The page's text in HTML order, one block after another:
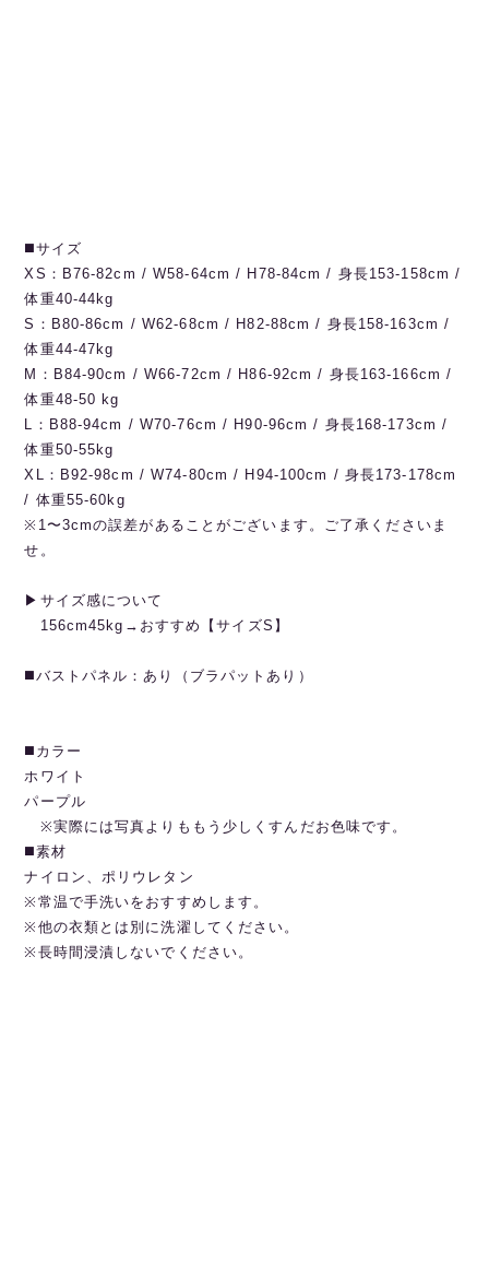
◼️サイズ
XS：B76-82cm / W58-64cm / H78-84cm / 身長153-158cm /
体重40-44kg
S：B80-86cm / W62-68cm / H82-88cm / 身長158-163cm /
体重44-47kg
M：B84-90cm / W66-72cm / H86-92cm / 身長163-166cm /
体重48-50 kg
L：B88-94cm / W70-76cm / H90-96cm / 身長168-173cm /
体重50-55kg
XL：B92-98cm / W74-80cm / H94-100cm / 身長173-178cm
/ 体重55-60kg
※1〜3cmの誤差があることがございます。ご了承くださいま
せ。
▶︎サイズ感について
156cm45kg→おすすめ【サイズS】
◼️バストパネル：あり（ブラパットあり）
◼️カラー
ホワイト
パープル
※実際には写真よりももう少しくすんだお色味です。
◼️素材
ナイロン、ポリウレタン
※常温で手洗いをおすすめします。
※他の衣類とは別に洗濯してください。
※長時間浸漬しないでください。